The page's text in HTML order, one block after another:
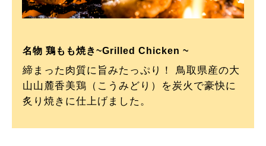
名物 鶏もも焼き~Grilled Chicken ~
締まった肉質に旨みたっぷり！ 鳥取県産の大
山山麓香美鶏（こうみどり）を炭火で豪快に
炙り焼きに仕上げました。